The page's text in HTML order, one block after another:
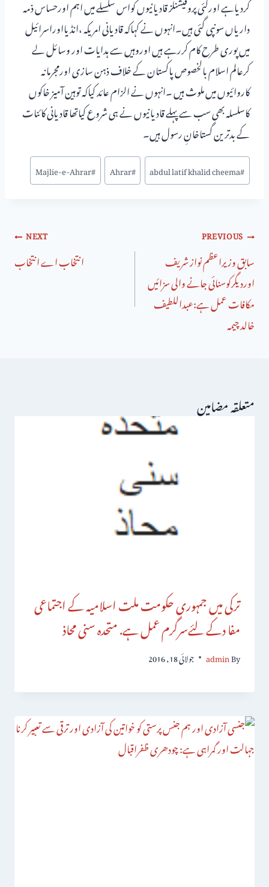
کردیاہے اورکئی پروفیشنلز قادیانیوں کواس سلسلے میں اہم اورحساس ذمہ
داریاں سونپی گئی ہیں۔انہوں نے کہاکہ قادیانی امریکہ ،انڈیااوراسرائیل
میں پوری طرح کام کررہے ہیں اوروہیں سے ہدایات اور وسائل لے
کرعالم اسلام بالخصوص پاکستان کے خلاف ذہن سازی اورمجرمانہ
کاروائیوں میں ملوث ہیں ۔انہوں نے الزام عائد کیاکہ توہین آمیز خاکوں
کاسلسلہ بھی سب سے پہلے قادیانیوں نے ہی شروع کیاتھا قادیانی کائنات
کے بدترین گستاخانِ رسول ہیں۔
#
abdul latif khalid cheema
#
Ahrar
#
Majlie-e-Ahrar
PREVIOUS
سابق وزیراعظم نواز شریف
اوردیگرکوسنائی جانے والی سزائیں
مکافات عمل ہے:عبداللطیف
خالد چیمہ
NEXT
انتخاب اے انتخاب
متعلقہ مضامین
ترکی میں جمہوری حکومت ملت اسلامیہ کے اجتماعی
مفا دکے لئےسرگرم عمل ہے. متحدہ سنی محاذ
By
admin جولائی 18, 2016